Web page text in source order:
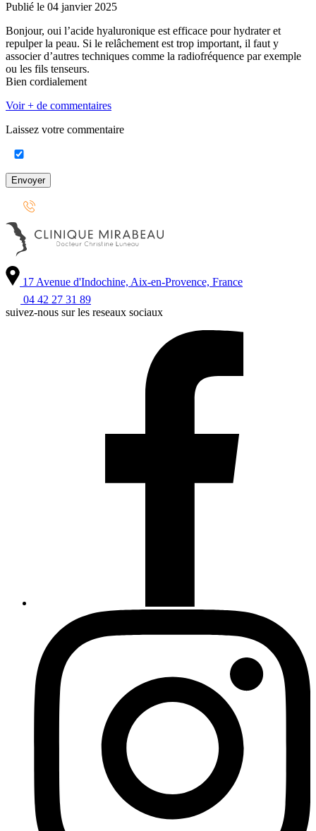
Publié le 04 janvier 2025
Bonjour, oui l’acide hyaluronique est efficace pour hydrater et
repulper la peau. Si le relâchement est trop important, il faut y
associer d’autres techniques comme la radiofréquence par exemple
ou les fils tenseurs.
Bien cordialement
Voir + de commentaires
Laissez votre commentaire
Envoyer
17 Avenue d'Indochine, Aix-en-Provence, France
04 42 27 31 89
suivez-nous sur les reseaux sociaux